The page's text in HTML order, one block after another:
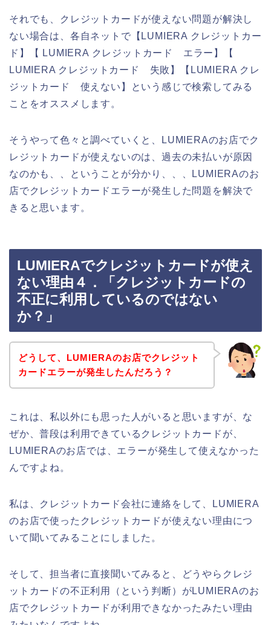
それでも、クレジットカードが使えない問題が解決し
ない場合は、各自ネットで【LUMIERA クレジットカー
ド】【 LUMIERA クレジットカード エラー】【
LUMIERA クレジットカード 失敗】【LUMIERA クレ
ジットカード 使えない】という感じで検索してみる
ことをオススメします。
そうやって色々と調べていくと、LUMIERAのお店でク
レジットカードが使えないのは、過去の未払いが原因
なのかも、、ということが分かり、、、LUMIERAのお
店でクレジットカードエラーが発生した問題を解決で
きると思います。
LUMIERAでクレジットカードが使え
ない理由４．「クレジットカードの
不正に利用しているのではない
か？」
どうして、LUMIERAのお店でクレジット
カードエラーが発生したんだろう？
これは、私以外にも思った人がいると思いますが、な
ぜか、普段は利用できているクレジットカードが、
LUMIERAのお店では、エラーが発生して使えなかった
んですよね。
私は、クレジットカード会社に連絡をして、LUMIERA
のお店で使ったクレジットカードが使えない理由につ
いて聞いてみることにしました。
そして、担当者に直接聞いてみると、どうやらクレジ
ットカードの不正利用（という判断）がLUMIERAのお
店でクレジットカードが利用できなかったみたい理由